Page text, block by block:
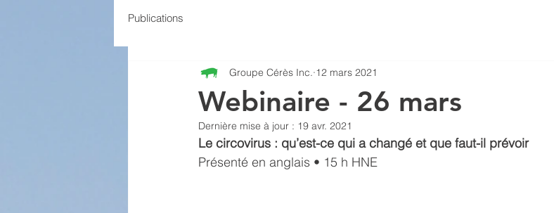
Publications
Webinaire - 26 mars
Groupe Cérès Inc. 12 mars 2021
Dernière mise à jour : 19 avr. 2021
Le circovirus : qu’est-ce qui a changé et que faut-il prévoir
Présenté en anglais • 15 h HNE